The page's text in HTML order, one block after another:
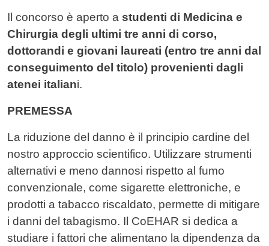
Il concorso è aperto a studenti di Medicina e
Chirurgia degli ultimi tre anni di corso,
dottorandi e giovani laureati (entro tre anni dal
conseguimento del titolo) provenienti dagli
atenei italiani.
PREMESSA
La riduzione del danno è il principio cardine del
nostro approccio scientifico. Utilizzare strumenti
alternativi e meno dannosi rispetto al fumo
convenzionale, come sigarette elettroniche, e
prodotti a tabacco riscaldato, permette di mitigare
i danni del tabagismo. Il CoEHAR si dedica a
studiare i fattori che alimentano la dipendenza da